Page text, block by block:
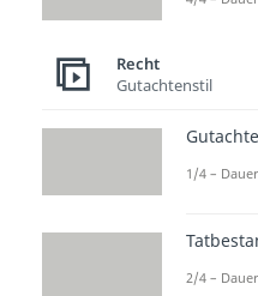
Du
Du hast
den
Geld
Recht
Gutachtenstil
1/4 –
2/4 –